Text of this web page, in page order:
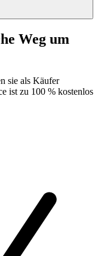
Weg um
sie als Käufer
ist zu 100 % kostenlos